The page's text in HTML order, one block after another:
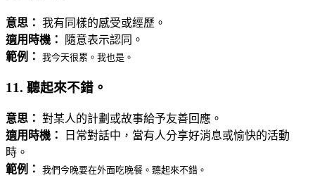
意思： 我有同樣的感受或經歷。
適用時機：
隨意表示認同。
範例：
我今天很累。我也是。
11. 聽起來不錯。
意思： 對某人的計劃或故事給予友善回應。
適用時機：
日常對話中，當有人分享好消息或愉快的活動
時。
範例：
我們今晚要在外面吃晚餐。聽起來不錯。